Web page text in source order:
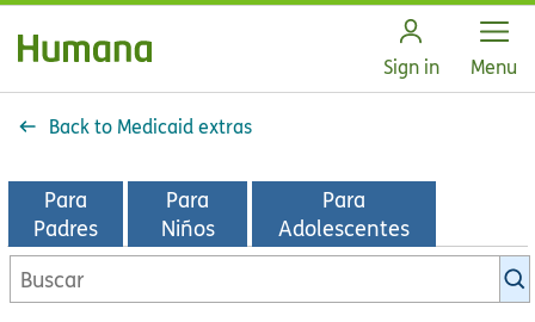
Sign in Open
Menu
Back to Medicaid extras
Para
Padres
Para
Niños
Para
Adolescentes
Buscar
en